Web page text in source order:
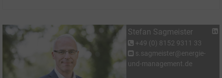
Stefan Sagmeister
+49 (0) 8152 9311 33
s.sagmeister@energie-
und-management.de